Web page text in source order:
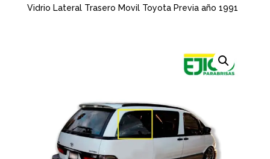
Vidrio Lateral Trasero Movil Toyota Previa año 1991